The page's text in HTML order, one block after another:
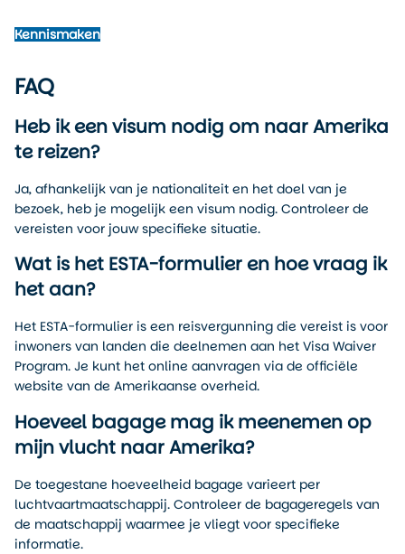
Kennismaken
FAQ
Heb ik een visum nodig om naar Amerika
te reizen?
Ja, afhankelijk van je nationaliteit en het doel van je
bezoek, heb je mogelijk een visum nodig. Controleer de
vereisten voor jouw specifieke situatie.
Wat is het ESTA-formulier en hoe vraag ik
het aan?
Het ESTA-formulier is een reisvergunning die vereist is voor
inwoners van landen die deelnemen aan het Visa Waiver
Program. Je kunt het online aanvragen via de officiële
website van de Amerikaanse overheid.
Hoeveel bagage mag ik meenemen op
mijn vlucht naar Amerika?
De toegestane hoeveelheid bagage varieert per
luchtvaartmaatschappij. Controleer de bagageregels van
de maatschappij waarmee je vliegt voor specifieke
informatie.